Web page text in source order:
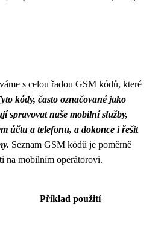
s celou řadou GSM kódů, které
kódy, často označované jako
spravovat naše mobilní služby,
účtu a telefonu, a dokonce i řešit
Seznam GSM kódů je poměrně
na mobilním operátorovi.
Příklad použití